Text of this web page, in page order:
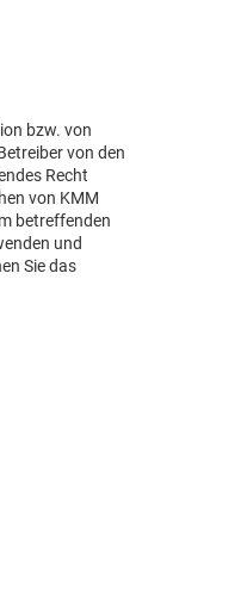
bzw. von
von den
Recht
von KMM
betreffenden
und
Sie das